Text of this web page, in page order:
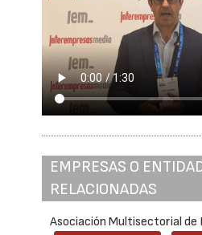
EMPRESAS O
RELACIONADAS
Asociación Multisectorial de